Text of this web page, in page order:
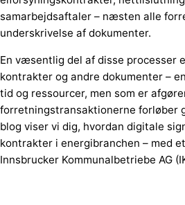
samarbejdsaftaler – næsten alle
underskrivelse af dokumenter.
En væsentlig del af disse processer
kontrakter og andre dokumenter –
tid og ressourcer, men som er
forretningstransaktionerne forløber
blog viser vi dig, hvordan digitale
kontrakter i energibranchen – med
Innsbrucker Kommunalbetriebe AG